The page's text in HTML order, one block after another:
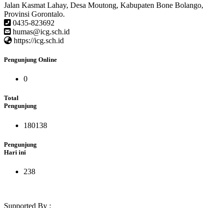
Jalan Kasmat Lahay, Desa Moutong, Kabupaten Bone Bolango,
Provinsi Gorontalo.
0435-823692
humas@icg.sch.id
https://icg.sch.id
Pengunjung Online
0
Total
Pengunjung
180138
Pengunjung
Hari ini
238
Supported By :